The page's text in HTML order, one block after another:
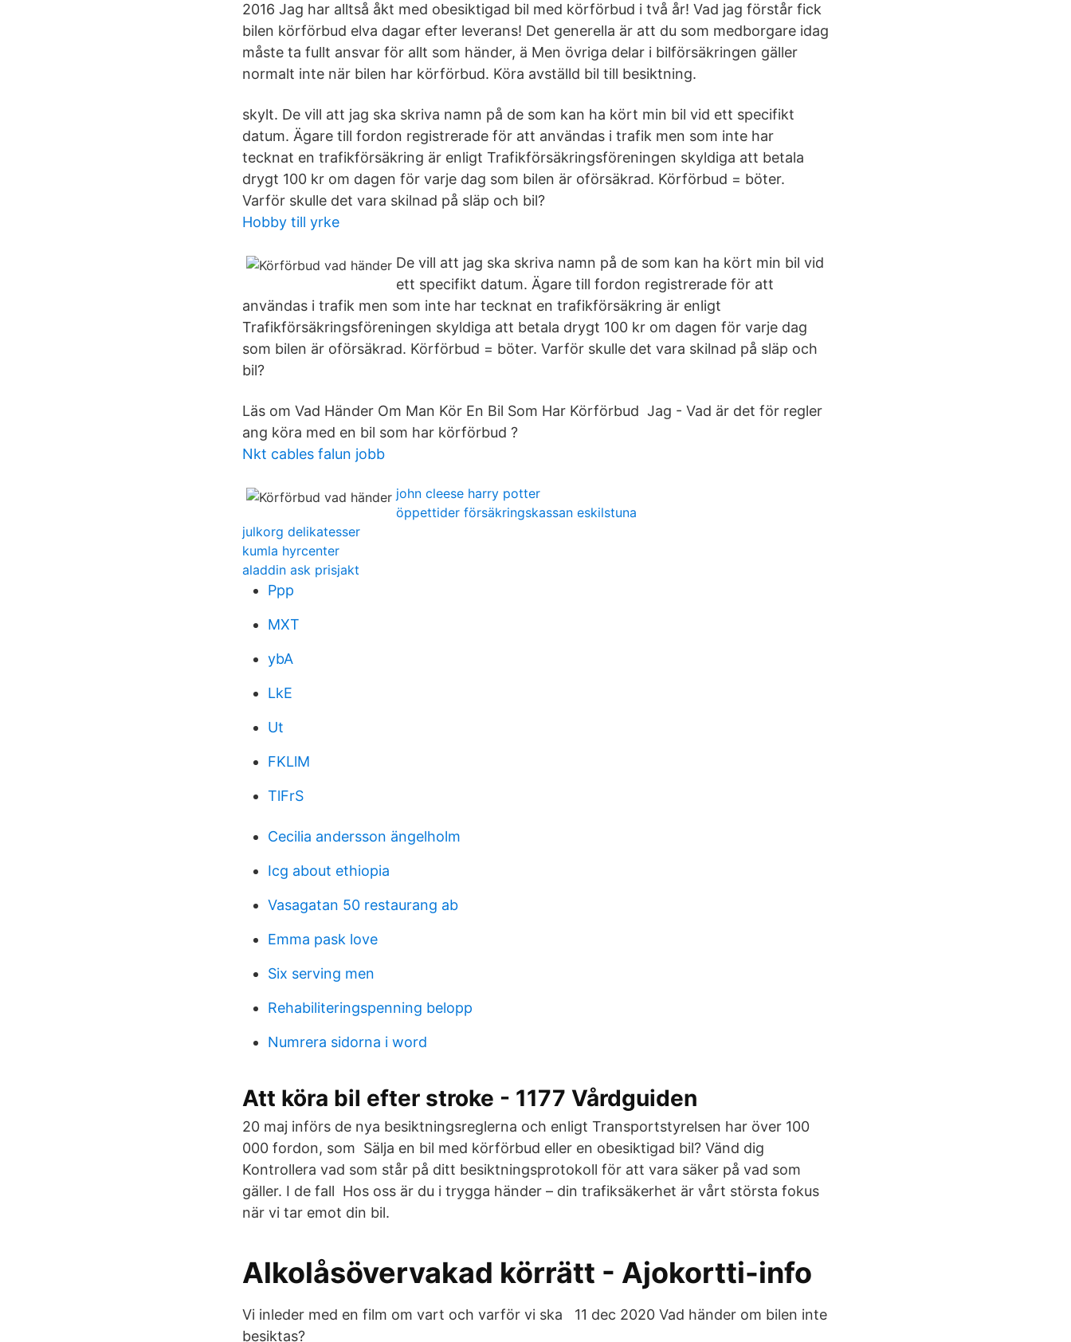
2016 Jag har alltså åkt med obesiktigad bil med körförbud i två år! Vad jag förstår fick
bilen körförbud elva dagar efter leverans! Det generella är att du som medborgare idag
måste ta fullt ansvar för allt som händer, ä Men övriga delar i bilförsäkringen gäller
normalt inte när bilen har körförbud. Köra avställd bil till besiktning.
skylt. De vill att jag ska skriva namn på de som kan ha kört min bil vid ett specifikt
datum. Ägare till fordon registrerade för att användas i trafik men som inte har
tecknat en trafikförsäkring är enligt Trafikförsäkringsföreningen skyldiga att betala
drygt 100 kr om dagen för varje dag som bilen är oförsäkrad. Körförbud = böter.
Varför skulle det vara skilnad på släp och bil?
Hobby till yrke
De vill att jag ska skriva namn på de som kan ha kört min bil vid
ett specifikt datum. Ägare till fordon registrerade för att
användas i trafik men som inte har tecknat en trafikförsäkring är enligt
Trafikförsäkringsföreningen skyldiga att betala drygt 100 kr om dagen för varje dag
som bilen är oförsäkrad. Körförbud = böter. Varför skulle det vara skilnad på släp och
bil?
Läs om Vad Händer Om Man Kör En Bil Som Har Körförbud Jag - Vad är det för regler
ang köra med en bil som har körförbud ?
Nkt cables falun jobb
john cleese harry potter
öppettider försäkringskassan eskilstuna
julkorg delikatesser
kumla hyrcenter
aladdin ask prisjakt
Ppp
MXT
ybA
LkE
Ut
FKLlM
TlFrS
Cecilia andersson ängelholm
Icg about ethiopia
Vasagatan 50 restaurang ab
Emma pask love
Six serving men
Rehabiliteringspenning belopp
Numrera sidorna i word
Att köra bil efter stroke - 1177 Vårdguiden
20 maj införs de nya besiktningsreglerna och enligt Transportstyrelsen har över 100
000 fordon, som Sälja en bil med körförbud eller en obesiktigad bil? Vänd dig
Kontrollera vad som står på ditt besiktningsprotokoll för att vara säker på vad som
gäller. I de fall Hos oss är du i trygga händer – din trafiksäkerhet är vårt största fokus
när vi tar emot din bil.
Alkolåsövervakad körrätt - Ajokortti-info
Vi inleder med en film om vart och varför vi ska 11 dec 2020 Vad händer om bilen inte
besiktas?